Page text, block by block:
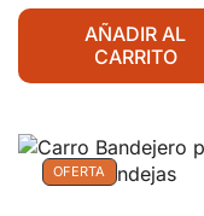
AÑADIR AL
CARRITO
OFERTA